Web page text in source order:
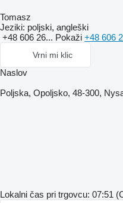
Tomasz
Jeziki: poljski, angleški
+48 606 26... Pokaži +48 606
Vrni mi klic
Naslov
Poljska, Opoljsko, 48-300,
Lokalni čas pri trgovcu: 07:51